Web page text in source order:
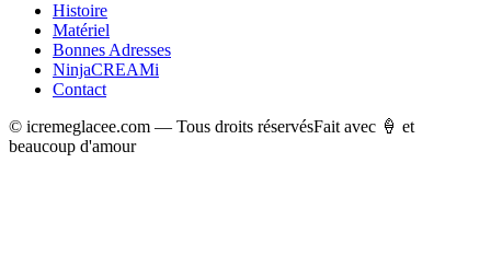
Histoire
Matériel
Bonnes Adresses
NinjaCREAMi
Contact
© icremeglacee.com — Tous droits réservésFait avec 🍦 et
beaucoup d'amour